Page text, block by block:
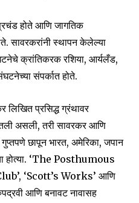
होते आणि जागतिक
सावरकरांनी स्थापन केलेल्या
क्रांतिकरक रशिया, आर्यलँड,
संपर्कात होते.
लिखित प्रसिद्ध ग्रंथावर
असली, तरी सावरकर आणि
गुप्तपणे छापून भारत, अमेरिका, जपान
होत्या. ‘The Posthumous
‘Scott’s Works’ आणि
आणि बनावट नावासह